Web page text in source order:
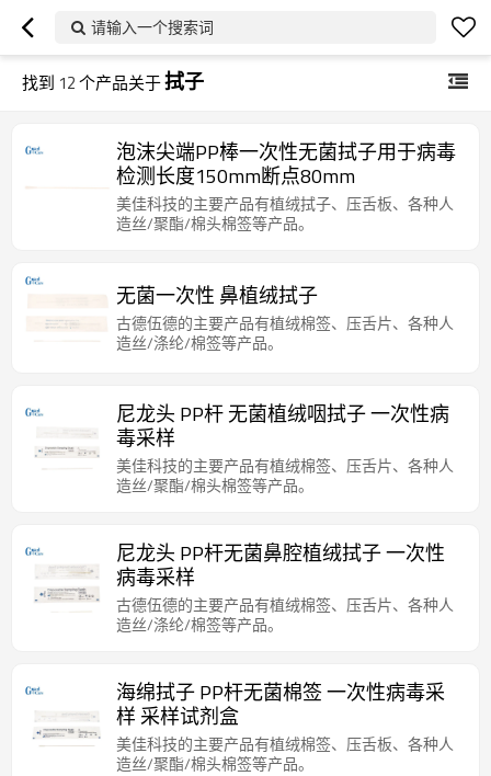
请输入一个搜索词
找到 12个产品关于拭子
泡沫尖端PP棒一次性无菌拭子用于病毒
检测长度150mm断点80mm
美佳科技的主要产品有植绒拭子、压舌板、各种人
造丝/聚酯/棉头棉签等产品。
无菌一次性 鼻植绒拭子
古德伍德的主要产品有植绒棉签、压舌片、各种人
造丝/涤纶/棉签等产品。
尼龙头 PP杆 无菌植绒咽拭子 一次性病
毒采样
美佳科技的主要产品有植绒棉签、压舌片、各种人
造丝/聚酯/棉头棉签等产品。
尼龙头 PP杆无菌鼻腔植绒拭子 一次性
病毒采样
古德伍德的主要产品有植绒棉签、压舌片、各种人
造丝/涤纶/棉签等产品。
海绵拭子 PP杆无菌棉签 一次性病毒采
样 采样试剂盒
美佳科技的主要产品有植绒棉签、压舌板、各种人
造丝/聚酯/棉头棉签等产品。